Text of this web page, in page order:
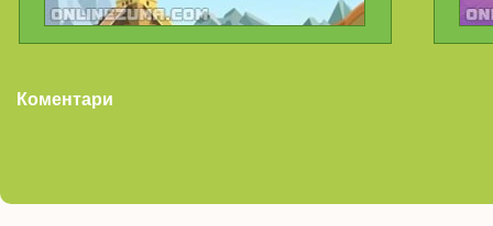
Коментари